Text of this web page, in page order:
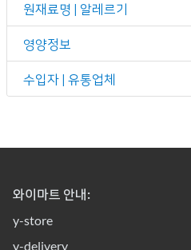
원재료명 | 알레르기
영양정보
수입자 | 유통업체
와이마트 안내:
y-store
y-delivery